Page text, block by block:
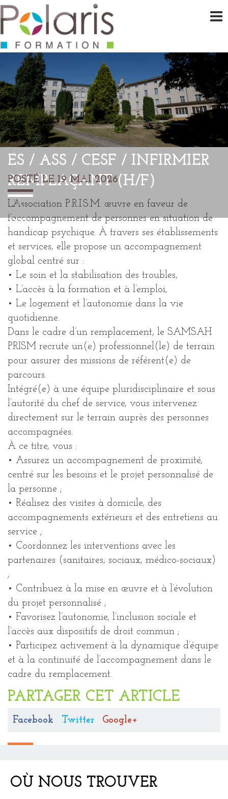
ES / ASS / CESF / INFIRMIER
REMPLAÇANT (H/F)
POSTÉ LE 19 MAI 2026
L’Association P.R.I.S.M. œuvre en faveur de
l’accompagnement de personnes en situation de
handicap psychique. À travers ses établissements
et services, elle propose un accompagnement
global centré sur :
• Le soin et la stabilisation des troubles,
• L’accès à la formation et à l’emploi,
• Le logement et l’autonomie dans la vie
quotidienne.
Dans le cadre d’un remplacement, le SAMSAH
PRISM recrute un(e) professionnel(le) de terrain
pour assurer des missions de référent(e) de
parcours.
Intégré(e) à une équipe pluridisciplinaire et sous
l’autorité du chef de service, vous intervenez
directement sur le terrain auprès des personnes
accompagnées.
À ce titre, vous :
• Assurez un accompagnement de proximité,
centré sur les besoins et le projet personnalisé de
la personne ;
• Réalisez des visites à domicile, des
accompagnements extérieurs et des entretiens au
service ;
• Coordonnez les interventions avec les
partenaires (sanitaires, sociaux, médico-sociaux)
;
• Contribuez à la mise en œuvre et à l’évolution
du projet personnalisé ;
• Favorisez l’autonomie, l’inclusion sociale et
l’accès aux dispositifs de droit commun ;
• Participez activement à la dynamique d’équipe
et à la continuité de l’accompagnement dans le
cadre du remplacement.
PARTAGER CET ARTICLE
Facebook Twitter Google+
OÙ NOUS TROUVER